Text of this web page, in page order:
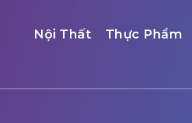
Nội Thất Thực Phẩm